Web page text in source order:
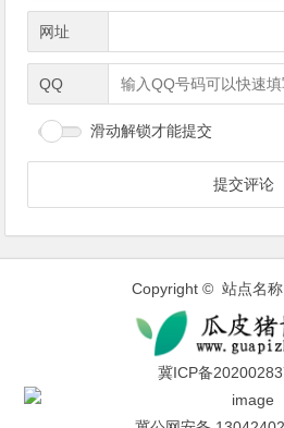
网址
QQ
滑动解锁才能提交
Copyright © 站点名
冀ICP备